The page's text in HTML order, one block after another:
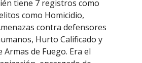
tiene 7 registros como
como Homicidio,
contra defensores
Hurto Calificado y
Armas de Fuego. Era el